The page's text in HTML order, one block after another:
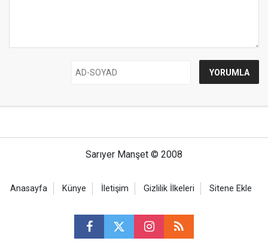
Sarıyer Manşet © 2008
Anasayfa Künye İletişim Gizlilik İlkeleri Sitene Ekle